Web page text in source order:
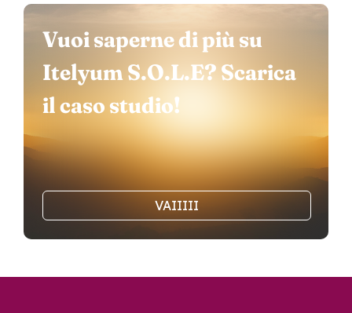
Vuoi saperne di più su
Itelyum S.O.L.E? Scarica
il caso studio!
VAIIIII